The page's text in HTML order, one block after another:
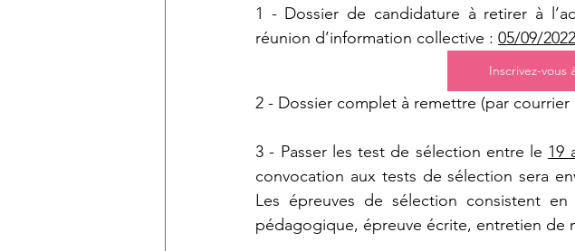
1 - Dossier de candidature à retirer à
réunion d’information collective : 05/09/2022
Inscrivez-vous
2 - Dossier complet à remettre (par
3 - Passer les test de sélection entre le 19
convocation aux tests de sélection sera
Les épreuves de sélection consistent
pédagogique, épreuve écrite, entretien de